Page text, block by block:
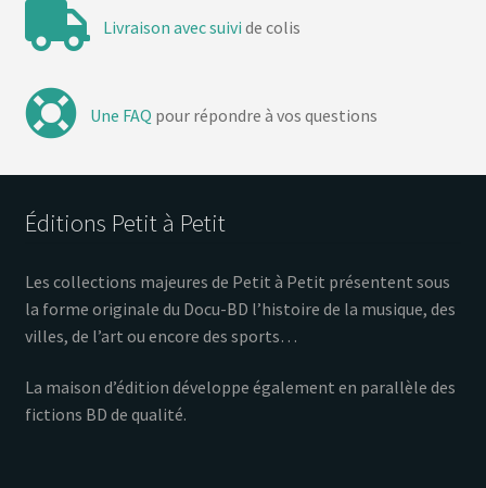
Livraison avec suivi de colis
Une FAQ pour répondre à vos questions
Éditions Petit à Petit
Les collections majeures de Petit à Petit présentent sous
la forme originale du Docu-BD l’histoire de la musique, des
villes, de l’art ou encore des sports…
La maison d’édition développe également en parallèle des
fictions BD de qualité.